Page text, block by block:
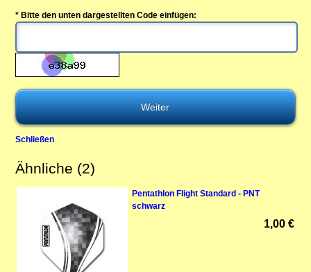
* Bitte den unten dargestellten Code einfügen:
Schließen
Ähnliche (2)
Pentathlon Flight Standard - PNT
schwarz
1,00 €